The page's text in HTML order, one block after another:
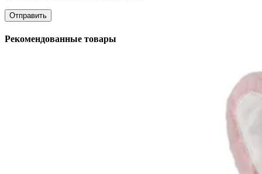
Рекомендованные товары